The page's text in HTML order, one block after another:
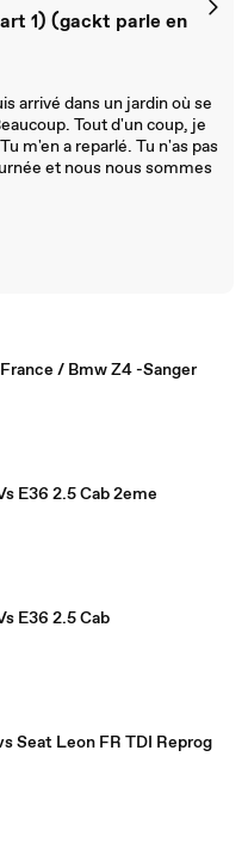
1) (gackt parle en
arrivé dans un jardin où se
Tout d'un coup, je
m'en a reparlé. Tu n'as pas
et nous nous sommes
Initial-D France / Bmw Z4 -Sanger
Test Z4 Vs E36 2.5 Cab 2eme
E36 2.5 Cab
Seat Leon FR TDI Reprog